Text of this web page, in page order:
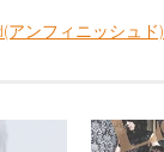
アンフィニッシュド)